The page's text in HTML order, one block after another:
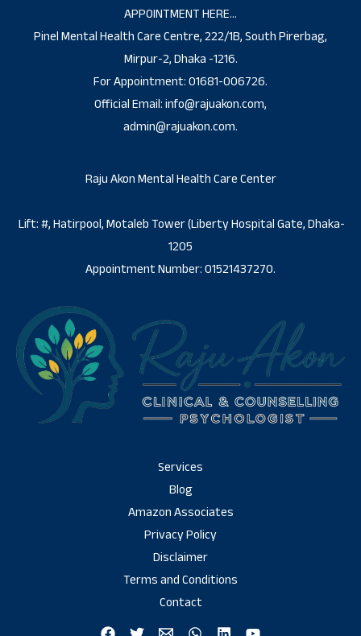
APPOINTMENT HERE…
Pinel Mental Health Care Centre, 222/1B, South Pirerbag,
Mirpur-2, Dhaka -1216.
For Appointment: 01681-006726.
Official Email: info@rajuakon.com,
admin@rajuakon.com.
Raju Akon Mental Health Care Center
Lift: #, Hatirpool, Motaleb Tower (Liberty Hospital Gate, Dhaka-
1205
Appointment Number: 01521437270.
Services
Blog
Amazon Associates
Privacy Policy
Disclaimer
Terms and Conditions
Contact